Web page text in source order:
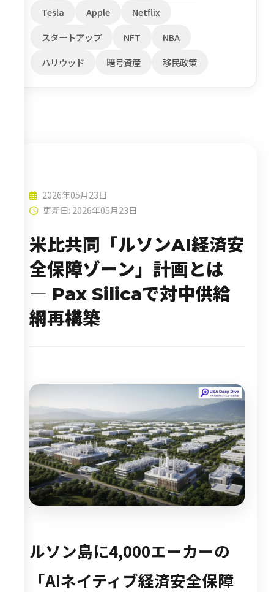
2026年05月23日
更新日: 2026年05月23日
米比共同「ルソンAI経済安
全保障ゾーン」計画とは
― Pax Silicaで対中供給
網再構築
ルソン島に4,000エーカーの
「AIネイティブ経済安全保障
Tesla
Apple
Netflix
スタートアップ
NFT
NBA
ハリウッド
暗号資産 移民政策